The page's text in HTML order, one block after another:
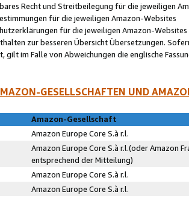
Recht und Streitbeilegung für die jeweiligen
für die jeweiligen Amazon-Websites
für die jeweiligen Amazon-Websites
zur besseren Übersicht Übersetzungen.
gilt im Falle von Abweichungen die englische
GESELLSCHAFTEN UND
Amazon-Gesellschaft
Amazon Europe Core S.à r.l.
Amazon Europe Core S.à r.l.(oder Amazon
entsprechend der Mitteilung)
Amazon Europe Core S.à r.l.
Amazon Europe Core S.à r.l.